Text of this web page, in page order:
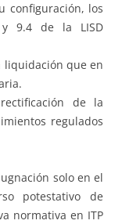
configuración, los
y 9.4 de la LISD
liquidación que en
de la
regulados
solo en el
potestativo de
normativa en ITP